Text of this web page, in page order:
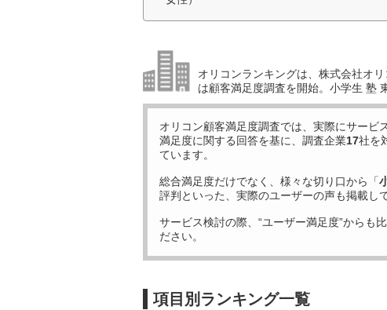
オリコンランキングは、株式会社オ
は顧客満足度調査を開始。小学生 塾
オリコン顧客満足度調査では、実際にサービ
満足度に関する回答を基に、調査企業17社を
ています。
総合満足度だけでなく、様々な切り口から「
評判といった、実際のユーザーの声も掲載し
サービス検討の際、“ユーザー満足度”からも
ださい。
項目別ランキング一覧